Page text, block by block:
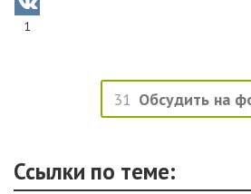
1
31 Обсудить на
Ссылки по теме: